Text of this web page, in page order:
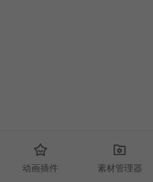
动画插件 素材管理器